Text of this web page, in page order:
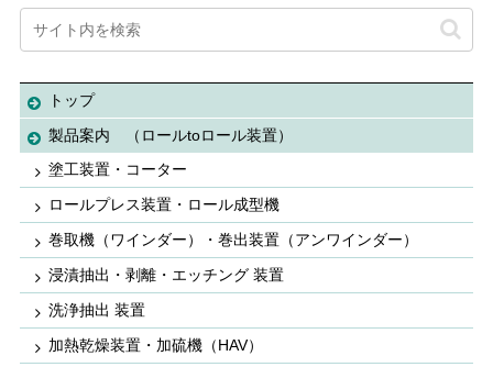
トップ
製品案内 （ロールtoロール装置）
塗工装置・コーター
ロールプレス装置・ロール成型機
巻取機（ワインダー）・巻出装置（アンワインダー）
浸漬抽出・剥離・エッチング 装置
洗浄抽出 装置
加熱乾燥装置・加硫機（HAV）